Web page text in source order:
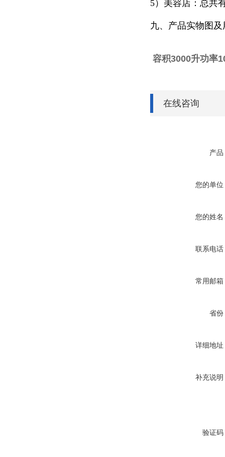
5）美容店：总共
九、产品实物图
容积3000升功率
在线咨询
产品
您的单位
您的姓名
联系电话
常用邮箱
省份
详细地址
补充说明
验证码